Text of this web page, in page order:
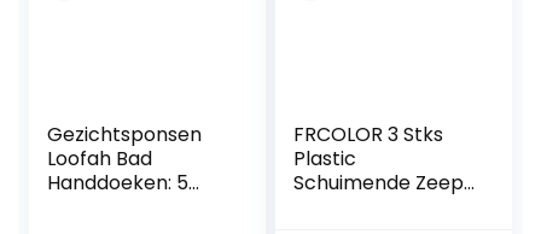
Gezichtsponsen
Loofah Bad
Handdoeken: 5
FRCOLOR 3 Stks
Plastic
Schuimende Zeep